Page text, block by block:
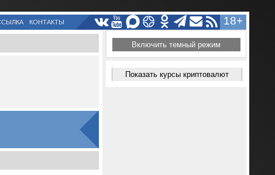
18+
КОНТАКТЫ
Включить темный режим
Показать курсы криптовалют